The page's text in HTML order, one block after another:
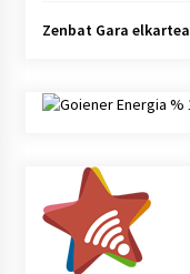
Zenbat Gara elkartea